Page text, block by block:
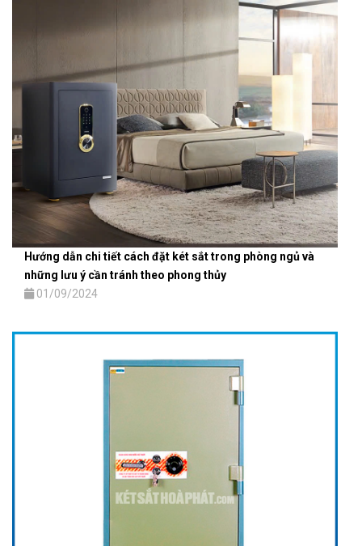
Hướng dẫn chi tiết cách đặt két sắt trong phòng ngủ và
những lưu ý cần tránh theo phong thủy
01/09/2024